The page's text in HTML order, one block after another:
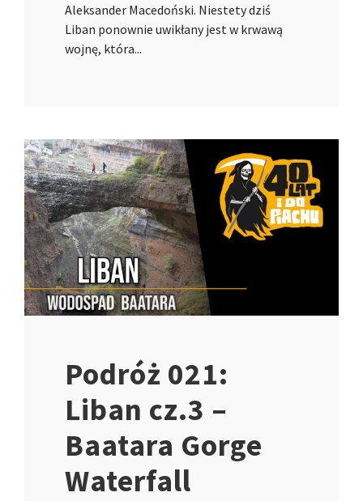
Aleksander Macedoński. Niestety dziś
Liban ponownie uwikłany jest w krwawą
wojnę, która...
Podróż 021:
Liban cz.3 –
Baatara Gorge
Waterfall